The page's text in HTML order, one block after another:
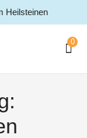
Heilsteinen
0